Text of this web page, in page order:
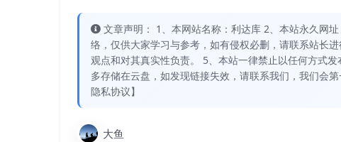
文章声明： 1、本网站名称：利达库 2、本站永久
络，仅供大家学习与参考，如有侵权必删，请联系站长
观点和对其真实性负责。 5、本站一律禁止以任何方式
多存储在云盘，如发现链接失效，请联系我们，我们会
隐私协议】
大鱼